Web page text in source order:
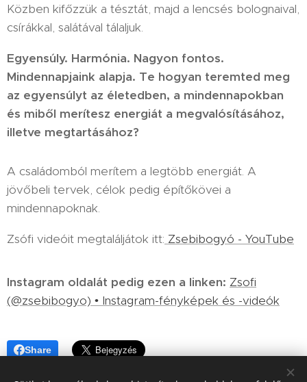
Közben kifőzzük a tésztát, majd a lencsés bolognaival,
csírákkal, salátával tálaljuk.
Egyensúly. Harmónia. Nagyon fontos.
Mindennapjaink alapja. Te hogyan teremted meg
az egyensúlyt az életedben, a mindennapokban
és miből merítesz energiát a megvalósításához,
illetve megtartásához?
A családomból merítem a legtöbb energiát. A
jövőbeli tervek, célok pedig építőkövei a
mindennapoknak.
Zsófi videóit megtaláljátok itt: Zsebibogyó - YouTube
Instagram oldalát pedig ezen a linken: Zsofi
(@zsebibogyo) • Instagram-fényképek és -videók
Share